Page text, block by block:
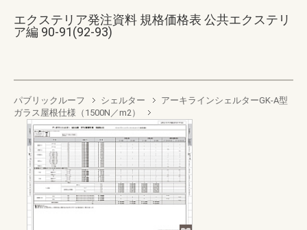
エクステリア発注資料 規格価格表 公共エクステリ
ア編 90-91(92-93)
パブリックルーフ シェルター
アーキラインシェルターGK-A型
ガラス屋根仕様（1500N／m2）